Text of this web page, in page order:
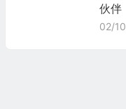
伙伴
02/10